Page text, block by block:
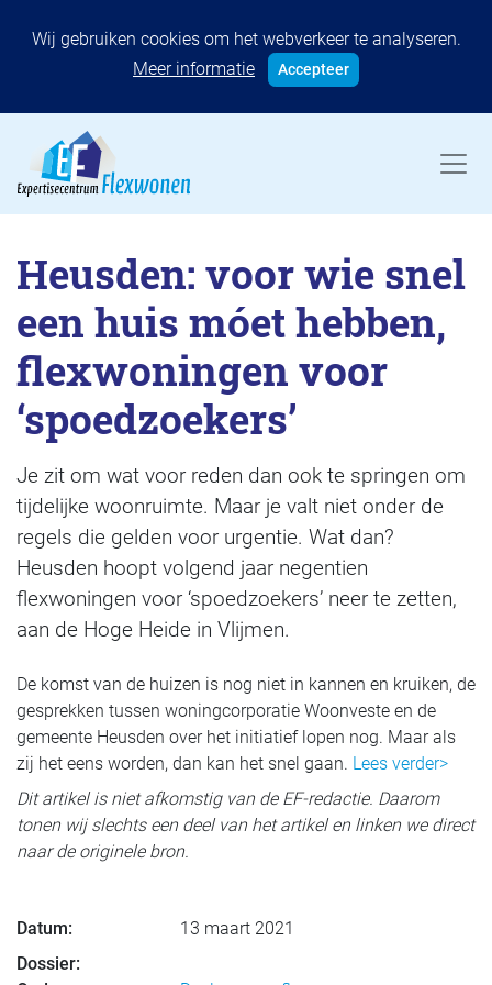
Wij gebruiken cookies om het webverkeer te analyseren.
Meer informatie
Accepteer
Heusden: voor wie snel
een huis móet hebben,
flexwoningen voor
‘spoedzoekers’
Je zit om wat voor reden dan ook te springen om
tijdelijke woonruimte. Maar je valt niet onder de
regels die gelden voor urgentie. Wat dan?
Heusden hoopt volgend jaar negentien
flexwoningen voor ‘spoedzoekers’ neer te zetten,
aan de Hoge Heide in Vlijmen.
De komst van de huizen is nog niet in kannen en kruiken, de
gesprekken tussen woningcorporatie Woonveste en de
gemeente Heusden over het initiatief lopen nog. Maar als
zij het eens worden, dan kan het snel gaan. Lees verder>
Dit artikel is niet afkomstig van de EF-redactie. Daarom
tonen wij slechts een deel van het artikel en linken we direct
naar de originele bron.
Datum:
13 maart 2021
Dossier: